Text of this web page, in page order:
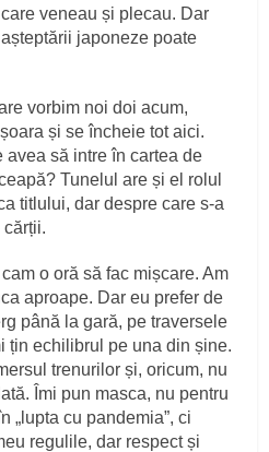
veneau și plecau. Dar
japoneze poate
vorbim noi doi acum,
și se încheie tot aici.
avea să intre în cartea de
Tunelul are și el rolul
titlului, dar despre care s-a
o oră să fac mișcare. Am
aproape. Dar eu prefer de
până la gară, pe traversele
țin echilibrul pe una din șine.
trenurilor și, oricum, nu
Îmi pun masca, nu pentru
„lupta cu pandemia”, ci
regulile, dar respect și